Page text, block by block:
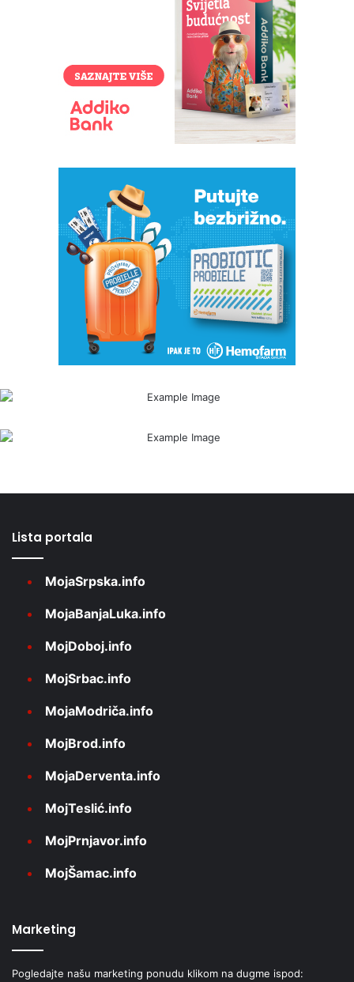
Lista portala
MojaSrpska.info
MojaBanjaLuka.info
MojDoboj.info
MojSrbac.info
MojaModriča.info
MojBrod.info
MojaDerventa.info
MojTeslić.info
MojPrnjavor.info
MojŠamac.info
Marketing
Pogledajte našu marketing ponudu klikom na dugme ispod: